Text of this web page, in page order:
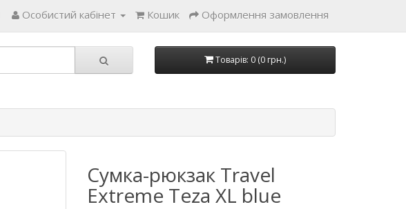
Особистий кабінет Кошик Оформлення замовлення
Товарів: 0 (0 грн.)
Сумка-рюкзак Travel
Extreme Teza XL blue